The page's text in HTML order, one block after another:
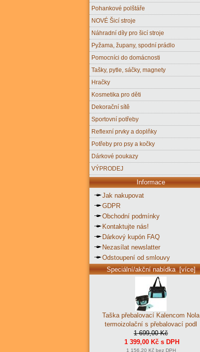
Pohankové polštáře
NOVÉ Šicí stroje
Náhradní díly pro šicí stroje
Pyžama, župany, spodní prádlo
Pomocníci do domácnosti
Tašky, pytle, sáčky, magnety
Hračky
Kosmetika pro děti
Dekorační sítě
Sportovní potřeby
Reflexní prvky a doplňky
Potřeby pro psy a kočky
Dárkové poukazy
VÝPRODEJ
Informace
Jak nakupovat
GDPR
Obchodní podmínky
Kontaktujte nás!
Dárkový kupón FAQ
Nezasílat newslatter
Odstoupení od smlouvy
Speciální/akční nabídka [více]
Taška přebalovací Kalencom Nola
termoizolační s přebalovací podl
1 699,00 Kč
1 399,00 Kč s DPH
1 156,20 Kč bez DPH